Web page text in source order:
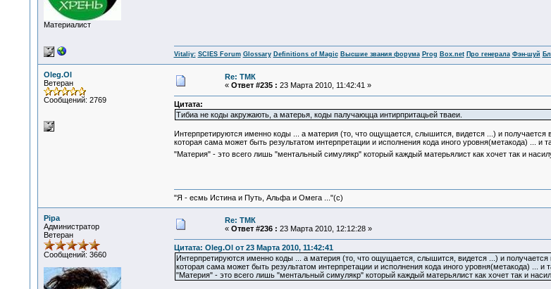
Материалист
Vitaliy: SCIES Forum Glossary Definitions of Magic Высшие звания форума Prog Box.net Про генерала Фэн-шуй
Oleg.Ol
Ветеран
Сообщений: 2769
Re: ТМК
« Ответ #235 : 23 Марта 2010, 11:42:41 »
Цитата:
Тибиа не коды акружають, а матерья, коды палучаюцца интирпритацьей тваеи.
Интерпретируются именно коды ... а материя (то, что ощущается, слышится, видется ...) и
которая сама может быть результатом интерпретации и исполнения кода иного уровня(метакода) ... и
"Материя" - это всего лишь "ментальный симулякр" который каждый матерьялист как хочет так и
"Я - есмь Истина и Путь, Альфа и Омега ..."(с)
Pipa
Администратор
Ветеран
Сообщений: 3660
Re: ТМК
« Ответ #236 : 23 Марта 2010, 12:12:28 »
Цитата: Oleg.Ol от 23 Марта 2010, 11:42:41
Интерпретируются именно коды ... а материя (то, что ощущается, слышится, видется ...) и
которая сама может быть результатом интерпретации и исполнения кода иного уровня(метакода) ... и
"Материя" - это всего лишь "ментальный симулякр" который каждый матерьялист как хочет так и